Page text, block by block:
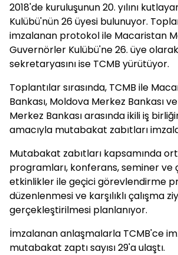
2018'de kuruluşunun 20. yılını
Kulübü'nün 26 üyesi bulunuyor.
imzalanan protokol ile Macaristan
Guvernörler Kulübü'ne 26. üye olarak
sekretaryasını ise TCMB yürütüyor.
Toplantılar sırasında, TCMB ile
Bankası, Moldova Merkez Bankası
Merkez Bankası arasında ikili iş
amacıyla mutabakat zabıtları
Mutabakat zabıtları kapsamında
programları, konferans, seminer ve
etkinlikler ile geçici görevlendirme
düzenlenmesi ve karşılıklı çalışma
gerçekleştirilmesi planlanıyor.
İmzalanan anlaşmalarla TCMB'ce
mutabakat zaptı sayısı 29'a ulaştı.